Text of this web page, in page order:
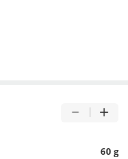
60 g